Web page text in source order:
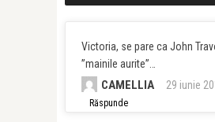
Victoria, se pare ca John
”mainile aurite”…
CAMELLIA 29 iunie
Răspunde